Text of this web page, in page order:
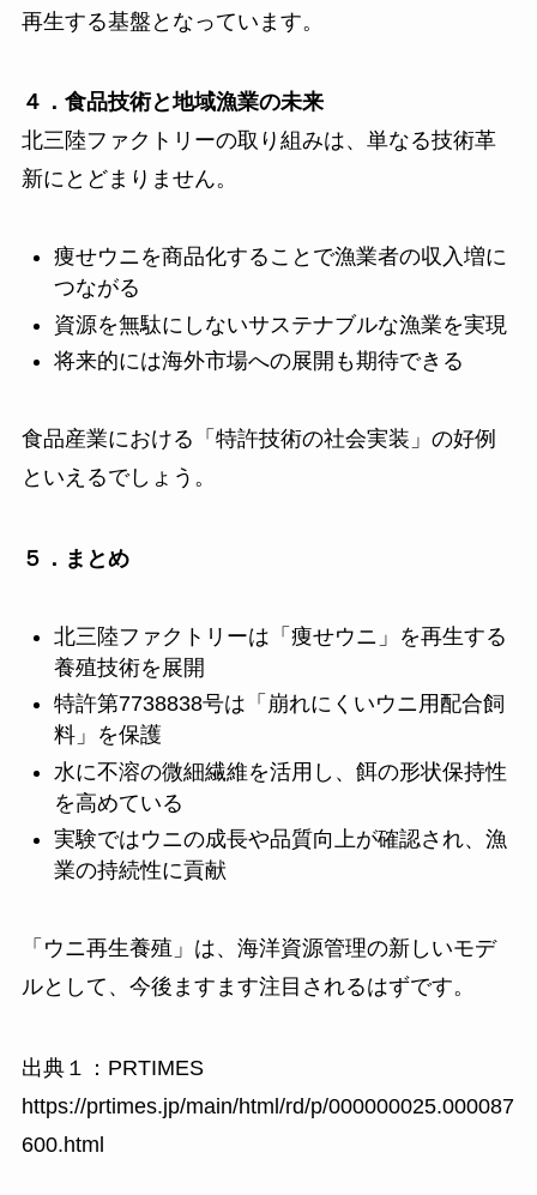
再生する基盤となっています。
４．食品技術と地域漁業の未来
北三陸ファクトリーの取り組みは、単なる技術革
新にとどまりません。
痩せウニを商品化することで漁業者の収入増に
つながる
資源を無駄にしないサステナブルな漁業を実現
将来的には海外市場への展開も期待できる
食品産業における「特許技術の社会実装」の好例
といえるでしょう。
５．まとめ
北三陸ファクトリーは「痩せウニ」を再生する
養殖技術を展開
特許第7738838号は「崩れにくいウニ用配合飼
料」を保護
水に不溶の微細繊維を活用し、餌の形状保持性
を高めている
実験ではウニの成長や品質向上が確認され、漁
業の持続性に貢献
「ウニ再生養殖」は、海洋資源管理の新しいモデ
ルとして、今後ますます注目されるはずです。
出典１：PRTIMES
https://prtimes.jp/main/html/rd/p/000000025.000087
600.html